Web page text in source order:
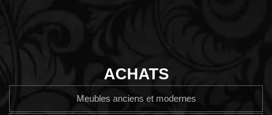
ACHATS
Meubles anciens et modernes